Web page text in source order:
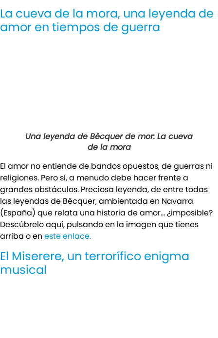
La cueva de la mora, una leyenda de
amor en tiempos de guerra
Una leyenda de Bécquer de mor: La cueva
de la mora
El amor no entiende de bandos opuestos, de guerras ni
religiones. Pero sí, a menudo debe hacer frente a
grandes obstáculos. Preciosa leyenda, de entre todas
las leyendas de Bécquer, ambientada en Navarra
(España) que relata una historia de amor… ¿imposible?
Descúbrelo aquí, pulsando en la imagen que tienes
arriba o eneste enlace.
El Miserere, un terrorífico enigma
musical